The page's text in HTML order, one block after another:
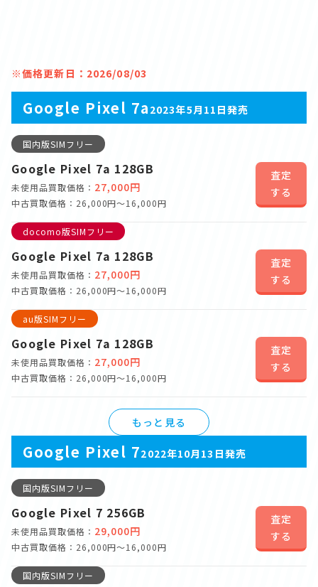
※価格更新日：2026/08/03
Google Pixel 7a 2023年5月11日発売
国内版SIMフリー
Google Pixel 7a 128GB
未使用品買取価格： 27,000円
中古買取価格：26,000円～16,000円
査定
する
docomo版SIMフリー
Google Pixel 7a 128GB
未使用品買取価格： 27,000円
中古買取価格：26,000円～16,000円
査定
する
au版SIMフリー
Google Pixel 7a 128GB
未使用品買取価格： 27,000円
中古買取価格：26,000円～16,000円
査定
する
もっと見る
Google Pixel 72022年10月13日発売
国内版SIMフリー
Google Pixel 7 256GB
未使用品買取価格： 29,000円
中古買取価格：26,000円～16,000円
査定
する
国内版SIMフリー